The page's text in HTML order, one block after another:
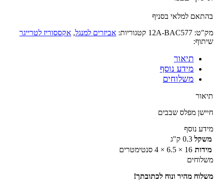
בהתאם למלאי בסניף
מק"ט: 12A-BAC577 קטגוריות: אביזרים למנגל, אקססוריז לטרייגר
שיתוף:
תיאור
מידע נוסף
משלוחים
תיאור
חיישן מפלס שבבים
מידע נוסף
משקל 0.3 ק"ג
מידות 16 × 6.5 × 4 סנטימטרים
משלוחים
משלוח מהיר ונוח לכתובתך!